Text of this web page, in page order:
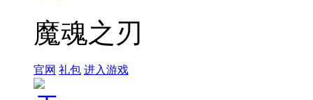
魔魂之刃
官网 礼包 进入游戏